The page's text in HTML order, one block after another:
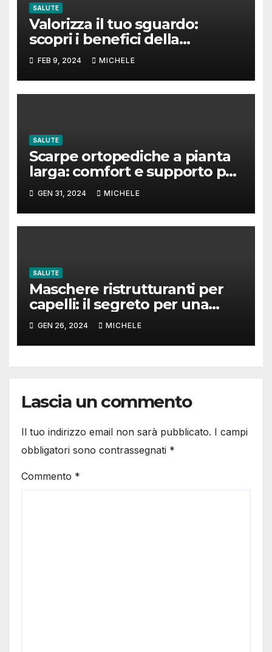
SALUTE
Valorizza il tuo sguardo:
scopri i benefici della
laminazione ciglia
FEB 9, 2024 MICHELE
SALUTE
Scarpe ortopediche a pianta
larga: comfort e supporto per
i tuoi piedi
GEN 31, 2024 MICHELE
SALUTE
Maschere ristrutturanti per
capelli: il segreto per una
chioma sana e lucente
GEN 26, 2024 MICHELE
Lascia un commento
Il tuo indirizzo email non sarà pubblicato. I campi
obbligatori sono contrassegnati *
Commento *